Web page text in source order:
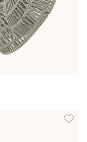
i dessa färger:
Lägg